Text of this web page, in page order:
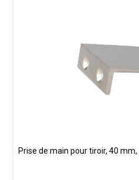
Prise de main pour tiroir, 40